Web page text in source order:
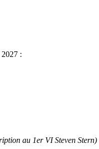
:
au 1er VI Steven Stern)